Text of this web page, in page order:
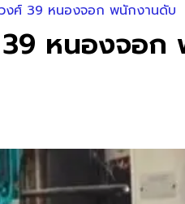
วงศ์ 39 หนองจอก พนักงานดับ
39 หนองจอ